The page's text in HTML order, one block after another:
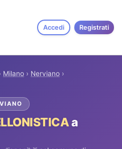
Accedi Registrati
Milano › Nerviano ›
a